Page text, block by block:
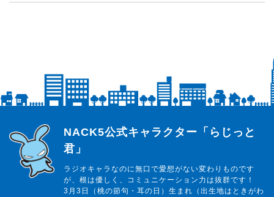
らじっと君
NACK5公式キャラクター「らじっと
君」
ラジオキャラなのに無口で愛想がない変わりものです
が、根は優しく、コミュニケーション力は抜群です！
3月3日（桃の節句・耳の日）生まれ（出生地はときがわ